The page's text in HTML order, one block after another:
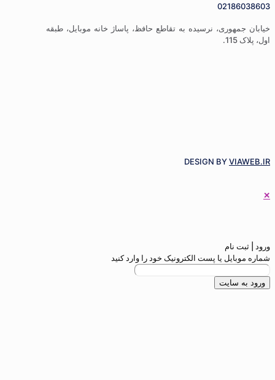
02186038603
خیابان جمهوری، نرسیده به تقاطع حافظ، پاساژ خانه موبایل، طبقه
اول، پلاک 115.
DESIGN BYVIAWEB.IR
✕
ورود | ثبت نام
شماره موبایل یا پست الکترونیک خود را وارد کنید
ورود به سایت